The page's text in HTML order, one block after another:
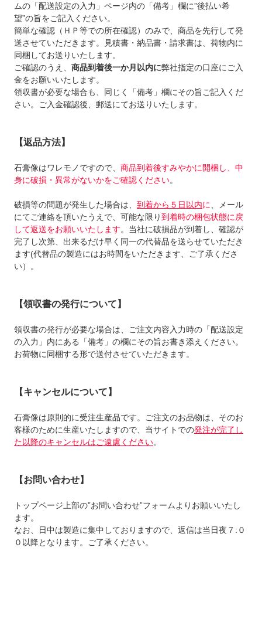
ムの「配送設定の入力」ページ内の「備考」欄に”後払い希
望”の旨をご記入ください。
簡単な確認（ＨＰ等での所在確認）のみで、商品を先行して発
送させていただきます。見積書・納品書・請求書は、荷物内に
同梱してお送りいたします。
ご確認のうえ、商品到着後一か月以内に弊社指定の口座にご入
金をお願いいたします。
領収書が必要な場合も、同じく「備考」欄にその旨ご記入くだ
さい。ご入金確認後、郵送にてお送りいたします。
【返品方法】
石膏像はワレモノですので、商品到着後すみやかに開梱し、中
身に破損・異常がないかをご確認ください。
破損等の問題が発生した場合は、到着から５日以内に
、メール
にてご連絡を頂いたうえで、可能な限り到着時の梱包状態に戻
して返送をお願いいたします。当社に破損品が到着し、確認が
完了し次第、出来るだけ早く同一の代替品を送らせていただき
ます(代替品の製造にはお時間をいただきます、ご了承くださ
い）。
【領収書の発行について】
領収書の発行が必要な場合は、ご注文内容入力時の「配送設定
の入力」内にある「備考」の欄にその旨お書き添えください。
お荷物に同梱する形で送付させていただきます。
【キャンセルについて】
石膏像は原則的に受注生産品です。ご注文のお品物は、そのお
客様のために生産いたしますので、当サイトでの発注が完了し
た以降のキャンセルはご遠慮ください。
【お問い合わせ】
トップページ上部の”お問い合わせ”フォームよりお願いいたし
ます。
なお、日中は製造に集中しておりますので、返信は当日夜７:０
０以降となります。ご了承ください。